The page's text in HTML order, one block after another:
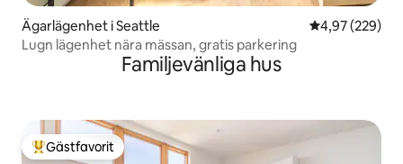
Ägarlägenhet i Seattle 4,97 av 5 i
4,97 (229)
Lugn lägenhet nära mässan, gratis parkering
Familjevänliga hus
Populär gästfavorit
Gästfavorit